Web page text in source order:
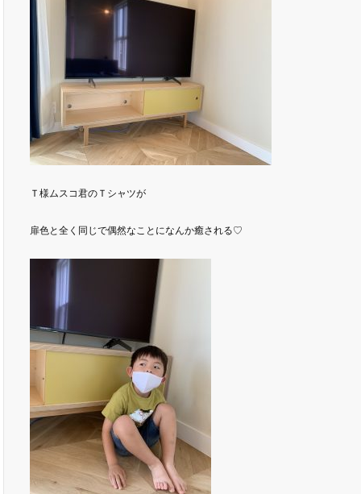
Ｔ様ムスコ君のＴシャツが
扉色と全く同じで偶然なことになんか癒される♡